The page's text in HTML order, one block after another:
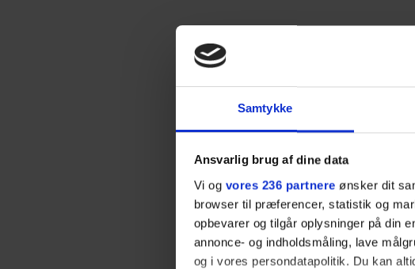
Samtykke
Ansvarlig brug af dine data
Vi og vores 236 partnere ønsker dit
browser til præferencer, statistik og
opbevarer og tilgår oplysninger på din
annonce- og indholdsmåling, lave
og i vores persondatapolitik. Du kan